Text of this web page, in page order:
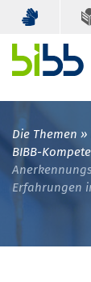
Die Themen
BIBB-
Erfahrungen